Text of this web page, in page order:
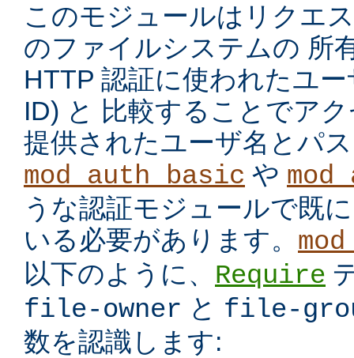
このモジュールはリクエ
のファイルシステムの 所
HTTP 認証に使われたユ
ID) と 比較することでア
提供されたユーザ名とパ
mod_auth_basic や
うな認証モジュールで既
いる必要があります。
以下のように、 Require
file-owner と file-
数を認識します: